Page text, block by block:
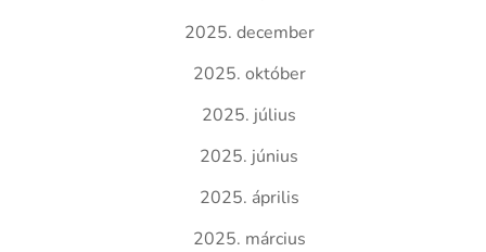
2025. december
2025. október
2025. július
2025. június
2025. április
2025. március